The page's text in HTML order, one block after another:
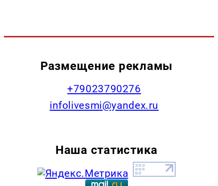
Размещение рекламы
+79023790276
infolivesmi@yandex.ru
Наша статистика